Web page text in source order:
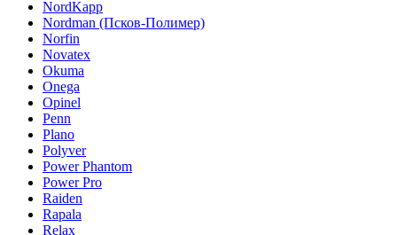
NordKapp
Nordman (Псков-Полимер)
Norfin
Novatex
Okuma
Onega
Opinel
Penn
Plano
Polyver
Power Phantom
Power Pro
Raiden
Rapala
Relax